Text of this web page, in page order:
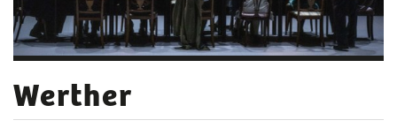
Werther